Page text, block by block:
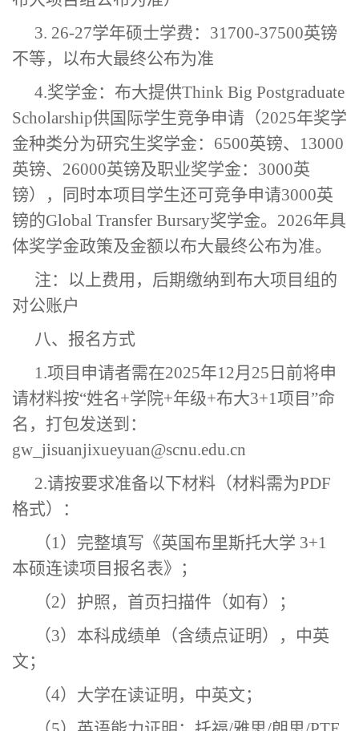
3. 26-27学年硕士学费： 31700-37500英镑
不等，以布大最终公布为准
4.奖学金：布大提供Think Big Postgraduate
Scholarship供国际学生竞争申请（2025年奖学
金种类分为研究生奖学金：6500英镑、13000
英镑、26000英镑及职业奖学金：3000英
镑），同时本项目学生还可竞争申请3000英
镑的Global Transfer Bursary奖学金。2026年具
体奖学金政策及金额以布大最终公布为准。
注：以上费用，后期缴纳到布大项目组的
对公账户
八、报名方式
1.项目申请者需在2025年12月 25 日前将申
请材料按“姓名+学院+年级+布大3+1项目”命
名，打包发送到：
gw_jisuanjixueyuan@scnu.edu.cn
2.请按要求准备以下材料（材料需为PDF
格式）：
（1）完整填写《英国布里斯托大学 3+1
本硕连读项目报名表》；
（2）护照，首页扫描件（如有）；
（3）本科成绩单（含绩点证明），中英
文；
（4）大学在读证明，中英文；